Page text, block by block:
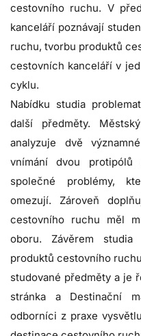
cestovního ruchu. V
kanceláří poznávají
ruchu, tvorbu produktů
cestovních kanceláří v
cyklu.
Nabídku studia
další předměty.
analyzuje dvě
vnímání dvou
společné problémy,
omezují. Zároveň
cestovního ruchu měl
oboru. Závěrem
produktů cestovního
studované předměty a je
stránka a Destinační
odborníci z praxe